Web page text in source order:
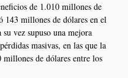
de 1.010 millones de
143 millones de dólares en el
vez supuso una mejora
masivas, en las que la
de dólares entre los